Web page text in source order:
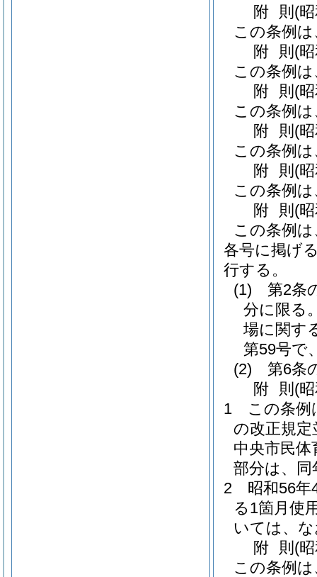
附 則 (
この条例
附 則 (
この条例
附 則 (
この条例
附 則 (
この条例
附 則 (
この条例
附 則 (
この条例
各号に掲げ
行する。
(1)
第2条
分に限る
場に関す
第59号で
(2)
第6条
附 則 (
1
この条例
の改正規定
中央市民
部分は、
2
昭和56
る1箇月使
いては、
附 則 (
この条例